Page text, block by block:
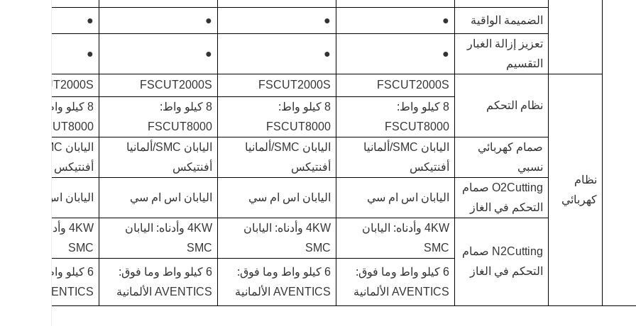
الضميمة الواقية ●
●
●
●
تعزيز إزالة الغبار
التقسيم
●
●
●
●
نظام
كهربائي
نظام التحكم
FSCUT2000S
FSCUT2000S
FSCUT2000S
FSCUT2000S
8 كيلو واط:
FSCUT8000
8 كيلو واط:
FSCUT8000
8 كيلو واط:
FSCUT8000
8 كيلو واط:
FSCUT8000
صمام كهربائي
نسبي
اليابان SMC/ألمانيا
أفنتيكس
اليابان SMC/ألمانيا
أفنتيكس
اليابان SMC/ألمانيا
أفنتيكس
أفنتيكس
O2Cutting صمام
التحكم في الغاز
اليابان اس ام سي اليابان اس ام سي اليابان اس ام سي اليابان اس ام سي
N2Cutting صمام
التحكم في الغاز
4KW وأدناه: اليابان
SMC
4KW وأدناه: اليابان
SMC
4KW وأدناه: اليابان
SMC
4KW وأدناه: اليابان
SMC
6 كيلو واط وما فوق:
AVENTICS الألمانية
6 كيلو واط وما فوق:
AVENTICS الألمانية
6 كيلو واط وما فوق:
AVENTICS الألمانية
6 كيلو واط وما فوق:
AVENTICS الألمانية